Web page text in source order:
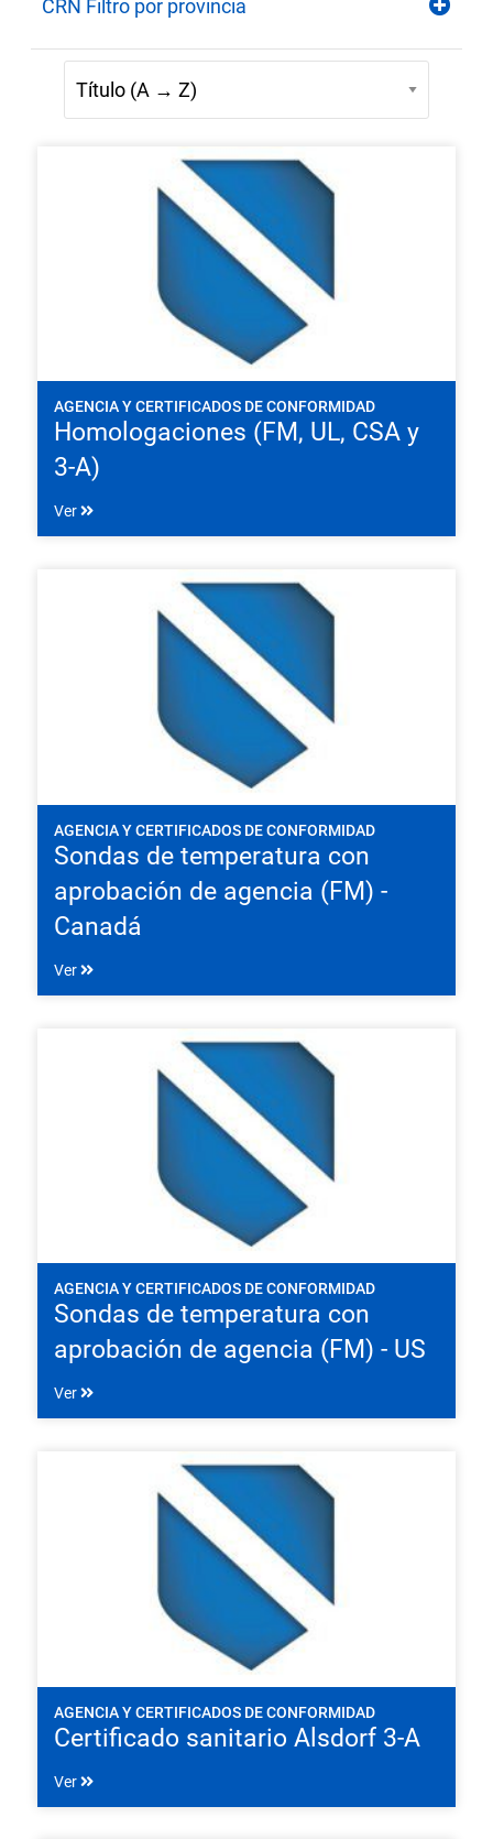
CRN Filtro por provincia
AGENCIA Y CERTIFICADOS DE CONFORMIDAD
Homologaciones (FM, UL, CSA y
3-A)
Ver
AGENCIA Y CERTIFICADOS DE CONFORMIDAD
Sondas de temperatura con
aprobación de agencia (FM) -
Canadá
Ver
AGENCIA Y CERTIFICADOS DE CONFORMIDAD
Sondas de temperatura con
aprobación de agencia (FM) - US
Ver
AGENCIA Y CERTIFICADOS DE CONFORMIDAD
Certificado sanitario Alsdorf 3-A
Ver